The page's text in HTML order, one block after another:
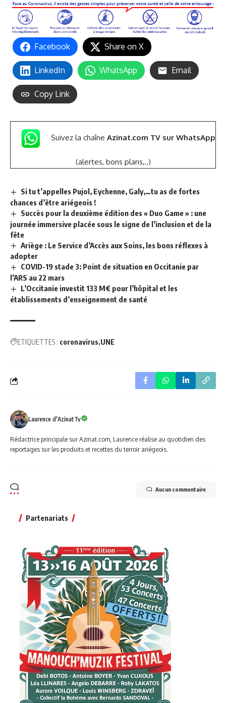
Facebook Share on X
LinkedIn WhatsApp Email
Copy Link
Suivez la chaîne Azinat.com TV sur WhatsApp
(alertes, bons plans,..)
Si tu t’appelles Pujol, Eychenne, Galy,…tu as de fortes
chances d’être ariégeois !
Succès pour la deuxième édition des « Duo Game » : une
journée immersive placée sous le signe de l’inclusion et de la
fête
Ariège : Le Service d’Accès aux Soins, les bons réflexes à
adopter
COVID-19 stade 3: Point de situation en Occitanie par
l’ARS au 22 mars
L’Occitanie investit 133 M€ pour l’hôpital et les
établissements d’enseignement de santé
ETIQUETTES : coronavirus UNE
Laurence d'AzinatTv
Rédactrice principale sur Azinat.com, Laurence réalise au quotidien des
reportages sur les produits et recettes du terroir ariégeois.
Aucun commentaire
Partenariats